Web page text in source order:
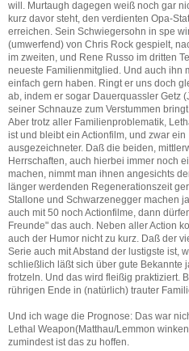
will. Murtaugh dagegen weiß noch gar
kurz davor steht, den verdienten Opa-
erreichen. Sein Schwiegersohn in spe
(umwerfend) von Chris Rock gespielt,
im zweiten, und Rene Russo im dritten
neueste Familienmitglied. Und auch ihn
einfach gern haben. Ringt er uns doch
ab, indem er sogar Dauerquassler Getz
seiner Schnauze zum Verstummen bringt.
Aber trotz aller Familienproblematik,
ist und bleibt ein Actionfilm, und zwar ein
ausgezeichneter. Daß die beiden,
Herrschaften, auch hierbei immer noch
machen, nimmt man ihnen angesichts
länger werdenden Regenerationszeit
Stallone und Schwarzenegger machen
auch mit 50 noch Actionfilme, dann
Freunde" das auch. Neben aller Action
auch der Humor nicht zu kurz. Daß der
Serie auch mit Abstand der lustigste ist,
schließlich läßt sich über gute Bekannte
frotzeln. Und das wird fleißig praktiziert.
rührigen Ende in (natürlich) trauter
Und ich wage die Prognose: Das war
Lethal Weapon(Matthau/Lemmon
zumindest ist das zu hoffen.